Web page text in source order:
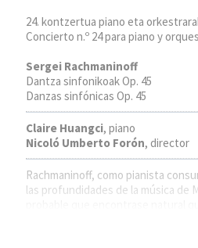
24. kontzertua piano eta
Concierto n.º 24 para piano y
Sergei Rachmaninoff
Dantza sinfonikoak Op. 45
Danzas sinfónicas Op. 45
Claire Huangci, piano
Nicoló Umberto Forón, director
Rachmaninoff, como pianista
las profundidades de la música de